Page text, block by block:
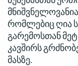
მნიშვნელოვანია
რომლებიც ღია
გარემოსთან
კავშირს
მასზე.